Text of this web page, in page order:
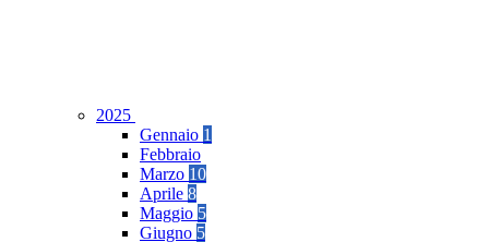
2025
Gennaio 1
Febbraio
Marzo 10
Aprile 8
Maggio 5
Giugno 5